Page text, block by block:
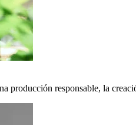
producción responsable, la